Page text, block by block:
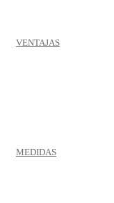
VENTAJAS
MEDIDAS